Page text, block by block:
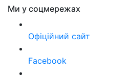
Ми у соцмережах
Офіційний сайт
Facebook